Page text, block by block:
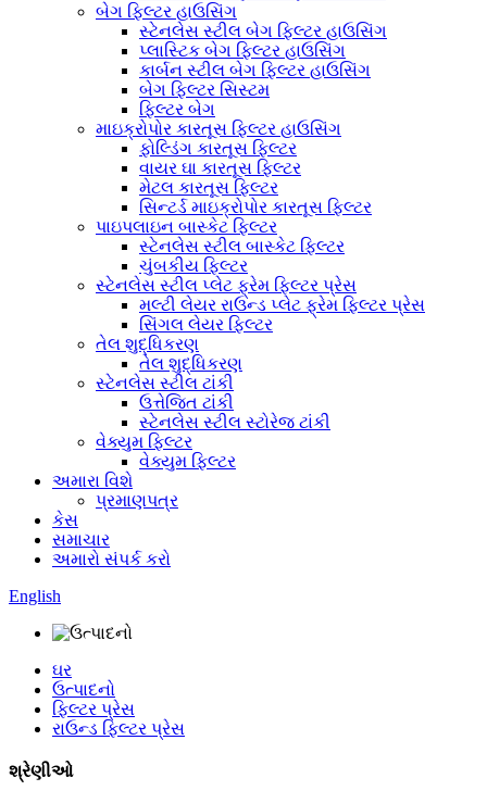
બેગ ફિલ્ટર હાઉસિંગ
સ્ટેનલેસ સ્ટીલ બેગ ફિલ્ટર હાઉસિંગ
પ્લાસ્ટિક બેગ ફિલ્ટર હાઉસિંગ
કાર્બન સ્ટીલ બેગ ફિલ્ટર હાઉસિંગ
બેગ ફિલ્ટર સિસ્ટમ
ફિલ્ટર બેગ
માઇક્રોપોર કારતૂસ ફિલ્ટર હાઉસિંગ
ફોલ્ડિંગ કારતૂસ ફિલ્ટર
વાયર ઘા કારતૂસ ફિલ્ટર
મેટલ કારતૂસ ફિલ્ટર
સિન્ટર્ડ માઇક્રોપોર કારતૂસ ફિલ્ટર
પાઇપલાઇન બાસ્કેટ ફિલ્ટર
સ્ટેનલેસ સ્ટીલ બાસ્કેટ ફિલ્ટર
ચુંબકીય ફિલ્ટર
સ્ટેનલેસ સ્ટીલ પ્લેટ ફ્રેમ ફિલ્ટર પ્રેસ
મલ્ટી લેયર રાઉન્ડ પ્લેટ ફ્રેમ ફિલ્ટર પ્રેસ
સિંગલ લેયર ફિલ્ટર
તેલ શુદ્ધિકરણ
તેલ શુદ્ધિકરણ
સ્ટેનલેસ સ્ટીલ ટાંકી
ઉત્તેજિત ટાંકી
સ્ટેનલેસ સ્ટીલ સ્ટોરેજ ટાંકી
વેક્યુમ ફિલ્ટર
વેક્યુમ ફિલ્ટર
અમારા વિશે
પ્રમાણપત્ર
કેસ
સમાચાર
અમારો સંપર્ક કરો
English
ઘર
ઉત્પાદનો
ફિલ્ટર પ્રેસ
રાઉન્ડ ફિલ્ટર પ્રેસ
શ્રેણીઓ